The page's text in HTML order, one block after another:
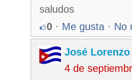
saludos
0 · Me gusta · No
José
4 de